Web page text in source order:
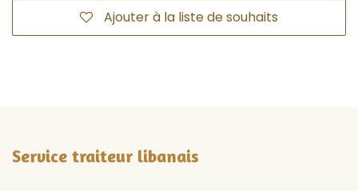
Ajouter à la liste de souhaits
Service traiteur libanais